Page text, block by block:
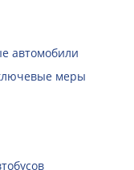
автомобили
меры